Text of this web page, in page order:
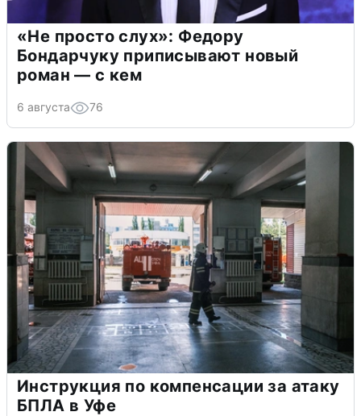
«Не просто слух»: Федору
Бондарчуку приписывают новый
роман — с кем
6 августа 76
Инструкция по компенсации за атаку
БПЛА в Уфе